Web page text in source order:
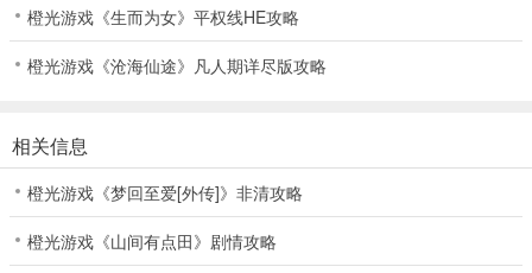
橙光游戏《生而为女》平权线HE攻略
橙光游戏《沧海仙途》凡人期详尽版攻略
相关信息
橙光游戏《梦回至爱[外传]》非清攻略
橙光游戏《山间有点田》剧情攻略